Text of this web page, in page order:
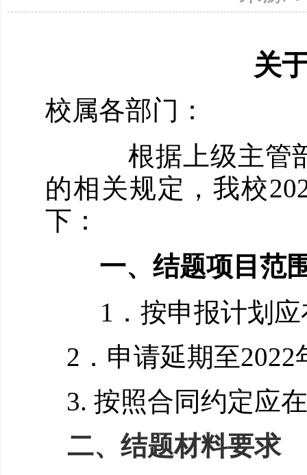
关
校属各部门：
根据上级主管
的相关规定，我校20
下：
一、 结题项目 范
1．按申报计划
2 ．申请延期至2022
3. 按照合同约定应
二、 结题材料要求